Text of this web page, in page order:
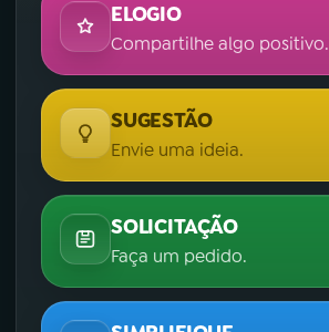
ELOGIO
Compartilhe algo positivo.
SUGESTÃO
Envie uma ideia.
SOLICITAÇÃO
Faça um pedido.